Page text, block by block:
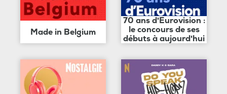
Made in Belgium
70 ans d'Eurovision :
le concours de ses
débuts à aujourd'hui